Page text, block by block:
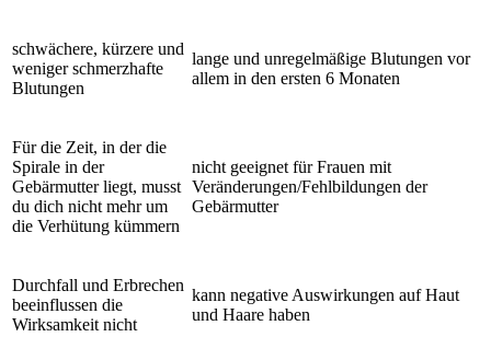
schwächere, kürzere und
weniger schmerzhafte
Blutungen
lange und unregelmäßige Blutungen vor
allem in den ersten 6 Monaten
Für die Zeit, in der die
Spirale in der
Gebärmutter liegt, musst
du dich nicht mehr um
die Verhütung kümmern
nicht geeignet für Frauen mit
Veränderungen/Fehlbildungen der
Gebärmutter
Durchfall und Erbrechen
beeinflussen die
Wirksamkeit nicht
kann negative Auswirkungen auf Haut
und Haare haben